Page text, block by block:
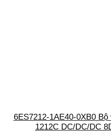
6ES7212-1AE40-0XB0
1212C DC/DC/DC